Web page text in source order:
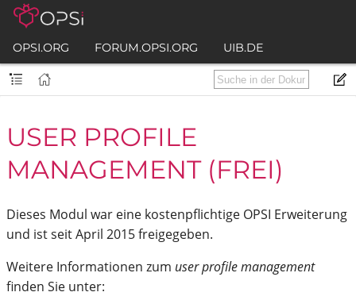
OPSI.ORG FORUM.OPSI.ORG UIB.DE
USER PROFILE
MANAGEMENT (FREI)
Dieses Modul war eine kostenpflichtige OPSI Erweiterung
und ist seit April 2015 freigegeben.
Weitere Informationen zum user profile management
finden Sie unter: